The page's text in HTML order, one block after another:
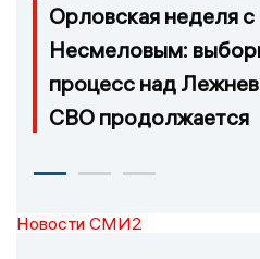
Орловская неделя
Несмеловым:
процесс над
СВО продолжается
Новости СМИ2